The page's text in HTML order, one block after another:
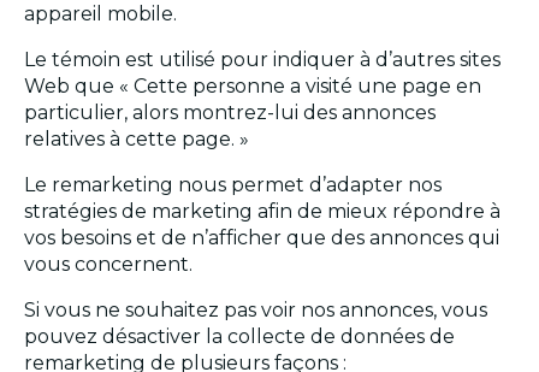
appareil mobile.
Le témoin est utilisé pour indiquer à d’autres sites
Web que « Cette personne a visité une page en
particulier, alors montrez-lui des annonces
relatives à cette page. »
Le remarketing nous permet d’adapter nos
stratégies de marketing afin de mieux répondre à
vos besoins et de n’afficher que des annonces qui
vous concernent.
Si vous ne souhaitez pas voir nos annonces, vous
pouvez désactiver la collecte de données de
remarketing de plusieurs façons :